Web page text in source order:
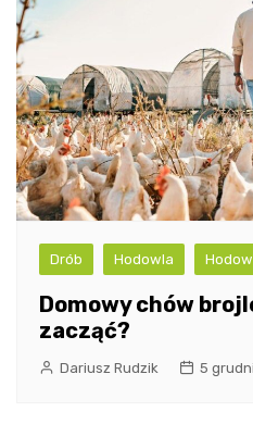
Drób Hodowla
Domowy chów
zacząć?
Dariusz Rudzik 5